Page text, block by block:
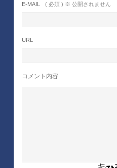
E-MAIL ( 必須 ) ※ 公開されません
URL
コメント内容